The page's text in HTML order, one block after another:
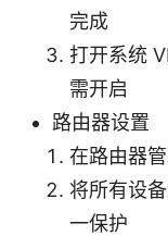
完成
打开系统
需开启
路由器设置
在路由器
将所有设
一保护